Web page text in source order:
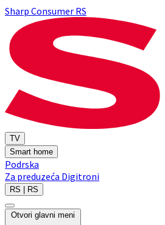
Sharp Consumer RS
TV
Smart home
Podrska
Za preduzeća Digitroni
RS | RS
Otvori glavni meni